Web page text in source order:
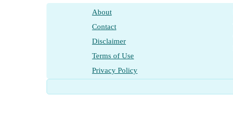
About
Contact
Disclaimer
Terms of Use
Privacy Policy